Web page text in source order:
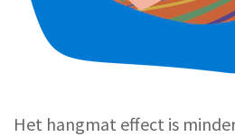
Het hangmat effect is